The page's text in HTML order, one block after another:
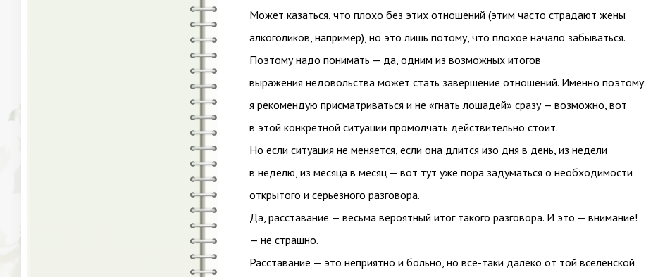
Может казаться, что плохо без этих отношений (этим часто страдают жены
алкоголиков, например), но это лишь потому, что плохое начало забываться.
Поэтому надо понимать — да, одним из возможных итогов
выражения недовольства может стать завершение отношений. Именно поэтому
я рекомендую присматриваться и не «гнать лошадей» сразу — возможно, вот
в этой конкретной ситуации промолчать действительно стоит.
Но если ситуация не меняется, если она длится изо дня в день, из недели
в неделю, из месяца в месяц — вот тут уже пора задуматься о необходимости
открытого и серьезного разговора.
Да, расставание — весьма вероятный итог такого разговора. И это — внимание!
— не страшно.
Расставание — это неприятно и больно, но все-таки далеко от той вселенской